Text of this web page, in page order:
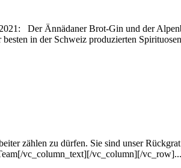
Der Ännädaner Brot-Gin und der
in der Schweiz produzierten
zählen zu dürfen. Sie sind unser
vc_column_text][/vc_column][/vc_row]...